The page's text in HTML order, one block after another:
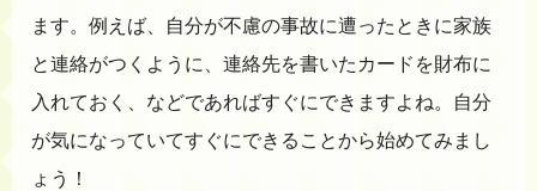
ます。例えば、自分が不慮の事故に遭ったときに家族
と連絡がつくように、連絡先を書いたカードを財布に
入れておく、などであればすぐにできますよね。自分
が気になっていてすぐにできることから始めてみまし
ょう！